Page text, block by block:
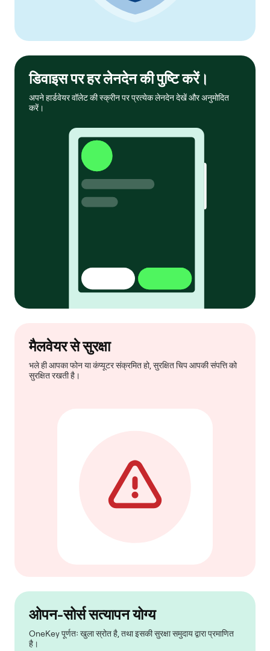
डिवाइस पर हर लेनदेन की पुष्टि करें।
अपने हार्डवेयर वॉलेट की स्क्रीन पर प्रत्येक लेनदेन देखें और अनुमोदित
करें।
मैलवेयर से सुरक्षा
भले ही आपका फोन या कंप्यूटर संक्रमित हो, सुरक्षित चिप आपकी संपत्ति को
सुरक्षित रखती है।
ओपन-सोर्स सत्यापन योग्य
OneKey पूर्णतः खुला स्रोत है, तथा इसकी सुरक्षा समुदाय द्वारा प्रमाणित
है।